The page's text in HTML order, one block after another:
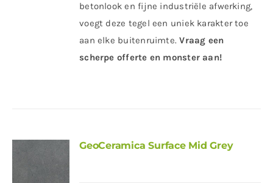
betonlook en fijne industriële afwerking,
voegt deze tegel een uniek karakter toe
aan elke buitenruimte.Vraag een
scherpe offerte en monster aan!
GeoCeramica Surface Mid Grey